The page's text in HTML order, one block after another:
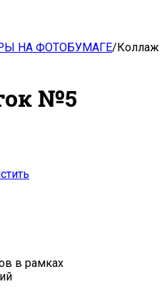
НА ФОТОБУМАГЕ/Коллаж
№5
в рамках